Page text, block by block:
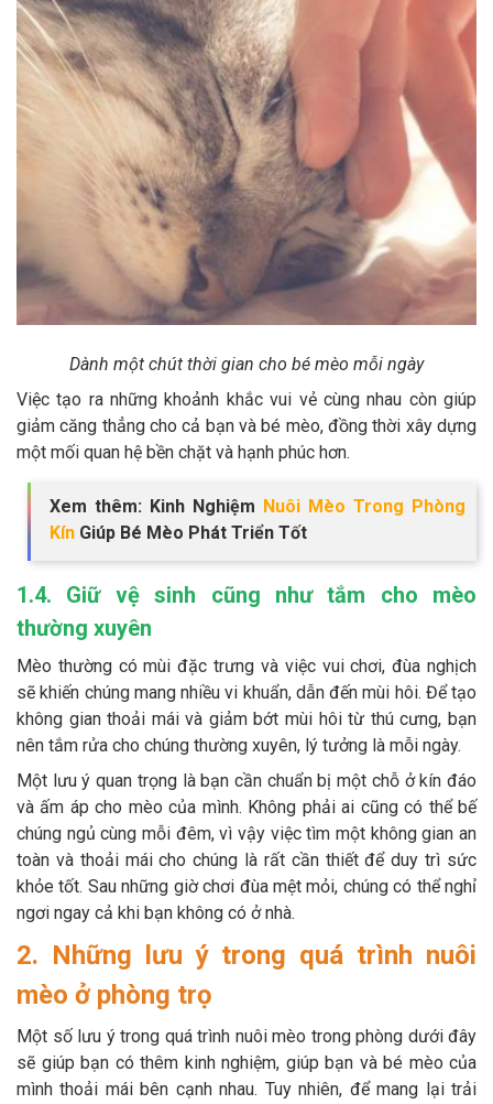
Dành một chút thời gian cho bé mèo mỗi ngày
Việc tạo ra những khoảnh khắc vui vẻ cùng nhau còn giúp
giảm căng thẳng cho cả bạn và bé mèo, đồng thời xây dựng
một mối quan hệ bền chặt và hạnh phúc hơn.
Xem thêm: Kinh Nghiệm Nuôi Mèo Trong Phòng
Kín Giúp Bé Mèo Phát Triển Tốt
1.4. Giữ vệ sinh cũng như tắm cho mèo
thường xuyên
Mèo thường có mùi đặc trưng và việc vui chơi, đùa nghịch
sẽ khiến chúng mang nhiều vi khuẩn, dẫn đến mùi hôi. Để tạo
không gian thoải mái và giảm bớt mùi hôi từ thú cưng, bạn
nên tắm rửa cho chúng thường xuyên, lý tưởng là mỗi ngày.
Một lưu ý quan trọng là bạn cần chuẩn bị một chỗ ở kín đáo
và ấm áp cho mèo của mình. Không phải ai cũng có thể bế
chúng ngủ cùng mỗi đêm, vì vậy việc tìm một không gian an
toàn và thoải mái cho chúng là rất cần thiết để duy trì sức
khỏe tốt. Sau những giờ chơi đùa mệt mỏi, chúng có thể nghỉ
ngơi ngay cả khi bạn không có ở nhà.
2. Những lưu ý trong quá trình nuôi
mèo ở phòng trọ
Một số lưu ý trong quá trình nuôi mèo trong phòng dưới đây
sẽ giúp bạn có thêm kinh nghiệm, giúp bạn và bé mèo của
mình thoải mái bên cạnh nhau. Tuy nhiên, để mang lại trải